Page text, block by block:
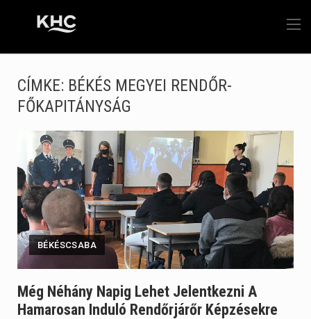
CÍMKE: BÉKÉS MEGYEI RENDŐR-
FŐKAPITÁNYSÁG
BÉKÉSCSABA
Még Néhány Napig Lehet Jelentkezni A
Hamarosan Induló Rendőrjárőr Képzésekre